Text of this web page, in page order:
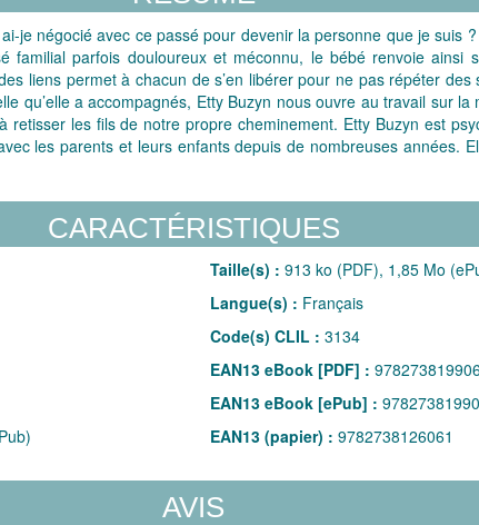
je négocié avec ce passé pour devenir la personne que je suis
parfois douloureux et méconnu, le bébé renvoie ainsi
liens permet à chacun de s’en libérer pour ne pas répéter
qu’elle a accompagnés, Etty Buzyn nous ouvre au travail sur
les fils de notre propre cheminement. Etty Buzyn est
les parents et leurs enfants depuis de nombreuses années.
CARACTÉRISTIQUES
Taille(s) : 913 ko (PDF), 1,85 Mo
Langue(s) : Français
Code(s) CLIL : 3134
EAN13 eBook [PDF] :
EAN13 eBook [ePub] :
EAN13 (papier) : 9782738126061
AVIS